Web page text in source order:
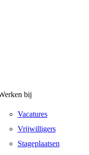
bij
Vacatures
Vrijwilligers
Stageplaatsen